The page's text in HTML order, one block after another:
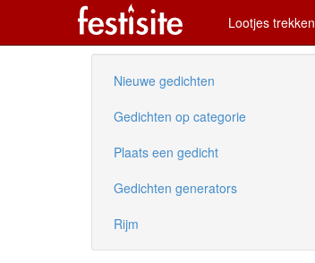
Lootjes trekken
Nieuwe gedichten
Gedichten op categorie
Plaats een gedicht
Gedichten generators
Rijm